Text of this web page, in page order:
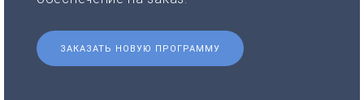
ЗАКАЗАТЬ НОВУЮ ПРОГРАММУ